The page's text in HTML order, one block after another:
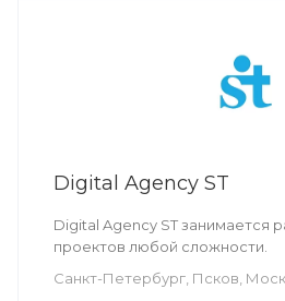
Digital Agency ST
Digital Agency ST занимается
проектов любой сложности.
Санкт-Петербург, Псков,